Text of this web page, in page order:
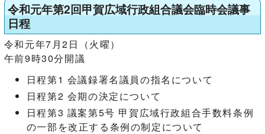
令和元年第2回甲賀広域行政組合議会臨時会議事
日程
令和元年7月2日（火曜）
午前9時30分開議
日程第1 会議録署名議員の指名について
日程第2 会期の決定について
日程第3 議案第5号 甲賀広域行政組合手数料条例
の一部を改正する条例の制定について